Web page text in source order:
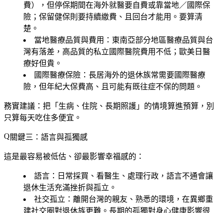
費），但停保期間在海外就醫要自費或靠當地／國際保
險；保留健保則要持續繳費、且回台才能用。要算清
楚。
當地醫療品質與費用 ：東南亞部分地區醫療品質與台
灣有落差，高品質的私立國際醫院費用不低；歐美日醫
療好但貴。
國際醫療保險 ：長居海外的退休族常需要國際醫療
險，但年紀大保費高、且可能有既往症不保的問題。
務實建議：把「生病、住院、長期照護」的情境算進預算，別
只算每天吃住多便宜。
關鍵三：語言與孤獨感
這是最容易被低估、卻最影響幸福感的：
語言 ：日常採買、看醫生、處理行政，語言不通會讓
退休生活充滿挫折與孤立。
社交孤立 ：離開台灣的親友、熟悉的環境，在異鄉重
建社交圈對退休族更難。長期的孤獨對身心健康影響很